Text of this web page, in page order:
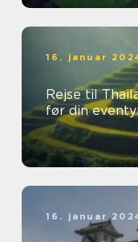
16. januar
Rejse til
før din
16. januar